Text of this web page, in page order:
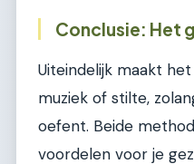
Conclusie: Het
Uiteindelijk maakt
muziek of stilte,
oefent. Beide
voordelen voor je